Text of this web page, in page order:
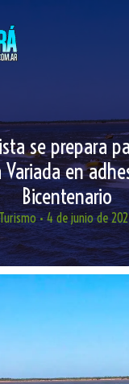
se prepara
Variada en
Bicentenario
Turismo•4 de junio de